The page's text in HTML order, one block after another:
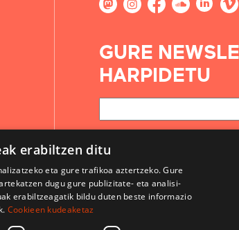
GURE
HARPIDETU
erabiltzen ditu
eta gure trafikoa aztertzeko. Gure
dugu gure publizitate- eta analisi-
erabiltzeagatik bildu duten beste informazio
Cookieen kudeaketaz